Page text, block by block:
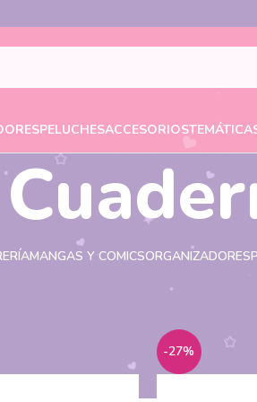
PELUCHESACCESORIOS
MANGAS Y COMICSORGANIZADORES
-27%